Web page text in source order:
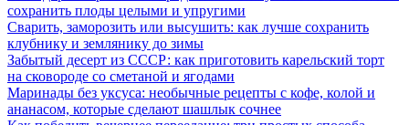
сохранить плоды целыми и упругими
Сварить, заморозить или высушить: как лучше сохранить
клубнику и землянику до зимы
Забытый десерт из СССР: как приготовить карельский торт
на сковороде со сметаной и ягодами
Маринады без уксуса: необычные рецепты с кофе, колой и
ананасом, которые сделают шашлык сочнее